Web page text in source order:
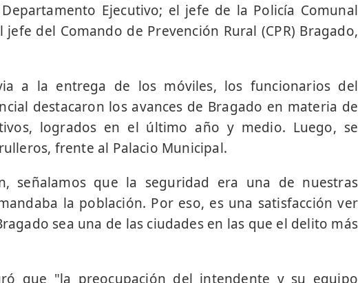
Ejecutivo; el jefe de la Policía Comunal
del Comando de Prevención Rural (CPR) Bragado,
a la entrega de los móviles, los funcionarios del
destacaron los avances de Bragado en materia de
logrados en el último año y medio. Luego, se
frente al Palacio Municipal.
señalamos que la seguridad era una de nuestras
la población. Por eso, es una satisfacción ver
sea una de las ciudades en las que el delito más
que "la preocupación del intendente y su equipo